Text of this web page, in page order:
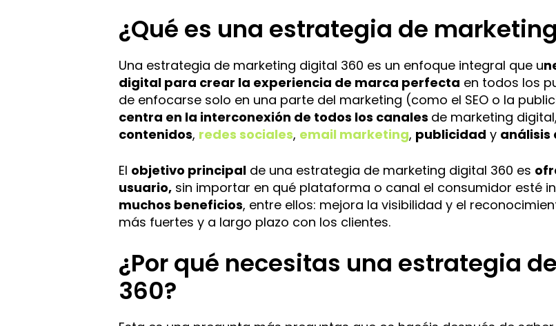
:
¿Qué es una estrategia de
Una estrategia de marketing digital 360 es un enfoque integral que u
digital para crear la experiencia de marca perfecta en todos los
de enfocarse solo en una parte del marketing (como el SEO o la
centra en la interconexión de todos los canales de marketing
contenidos, redes sociales, email marketing, publicidad y análisis
El objetivo principal de una estrategia de marketing digital 360 es
usuario, sin importar en qué plataforma o canal el consumidor esté
muchos beneficios, entre ellos: mejora la visibilidad y el
más fuertes y a largo plazo con los clientes.
¿Por qué necesitas una estrategia
360?